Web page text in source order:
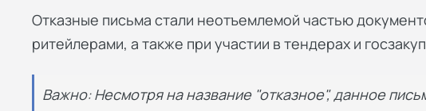
Отказные письма стали неотъемлемой частью
ритейлерами, а также при участии в тендерах и
Важно: Несмотря на название "отказное", данное